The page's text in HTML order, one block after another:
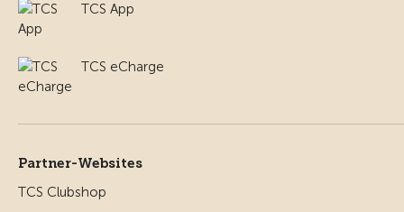
TCS App
TCS eCharge
Partner-Websites
TCS Clubshop